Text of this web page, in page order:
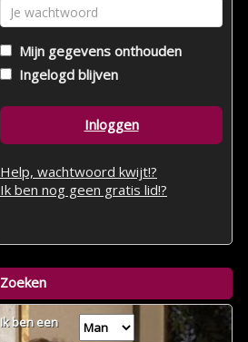
Mijn gegevens onthouden
Ingelogd blijven
Inloggen
Help, wachtwoord kwijt!?
Ik ben nog geen gratis lid!?
Zoeken
Ik ben een